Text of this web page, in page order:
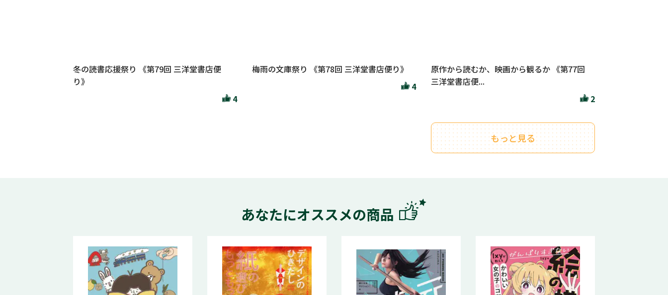
冬の読書応援祭り 《第79回 三洋堂書店便
り》
4
梅雨の文庫祭り 《第78回 三洋堂書店便り》
4
原作から読むか、映画から観るか 《第77回
三洋堂書店便...
2
もっと見る
あなたにオススメの商品